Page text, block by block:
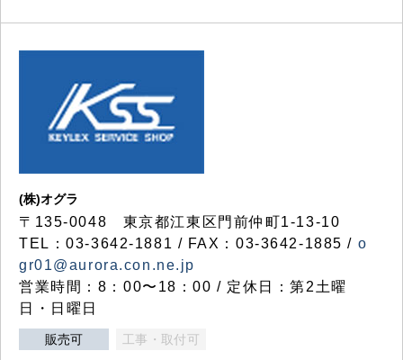
(株)オグラ
〒135-0048 東京都江東区門前仲町1-13-10
TEL：03-3642-1881 / FAX：03-3642-1885 / o
gr01@aurora.con.ne.jp
営業時間：8：00〜18：00 / 定休日：第2土曜
日・日曜日
販売可 工事・取付可